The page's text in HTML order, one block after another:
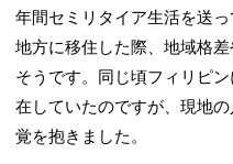
年間セミリタイア生活を送
地方に移住した際、地域格
そうです。同じ頃フィリピ
在していたのですが、現地
覚を抱きました。